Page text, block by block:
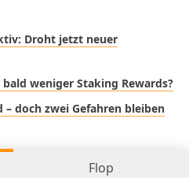
Droht jetzt neuer
weniger Staking Rewards?
doch zwei Gefahren bleiben
Flop